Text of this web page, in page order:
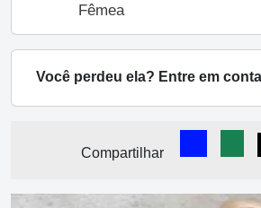
Fêmea
Você perdeu ela? Entre em
Compartilhar